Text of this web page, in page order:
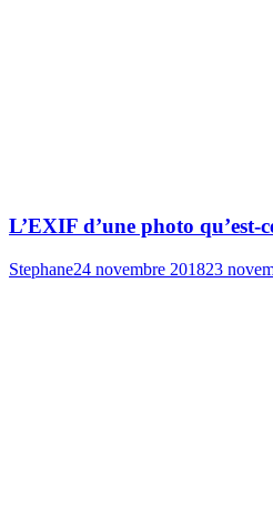
L’EXIF d’une photo qu’est-
Stephane24 novembre 201823